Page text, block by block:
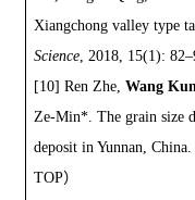
Xiangchong valley type
Science, 2018, 15(1):
Ren Zhe, Wang
Ze-Min*. The grain size
deposit in Yunnan, China.
TOP）